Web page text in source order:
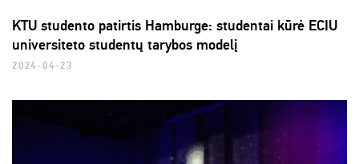
KTU studento patirtis Hamburge: studentai kūrė ECIU
universiteto studentų tarybos modelį
2024-04-23